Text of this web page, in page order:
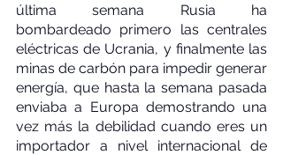
última semana Rusia ha
bombardeado primero las centrales
eléctricas de Ucrania, y finalmente las
minas de carbón para impedir generar
energía, que hasta la semana pasada
enviaba a Europa demostrando una
vez más la debilidad cuando eres un
importador a nivel internacional de